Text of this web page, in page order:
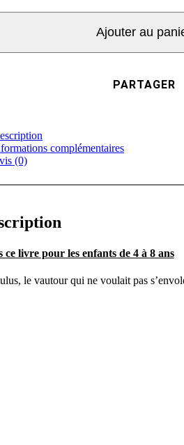
Ajouter au
PARTAGER
complémentaires
(0)
ce livre pour les enfants de 4 à 8 ans
le vautour qui ne voulait pas